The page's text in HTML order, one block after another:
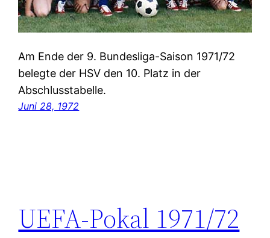
Am Ende der 9. Bundesliga-Saison 1971/72
belegte der HSV den 10. Platz in der
Abschlusstabelle.
Juni 28, 1972
UEFA-Pokal 1971/72